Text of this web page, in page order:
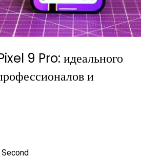
9 Pro: идеального
и